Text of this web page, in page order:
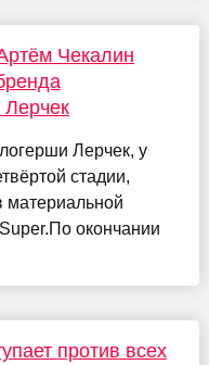
Чекалин
Лерчек, у
стадии,
материальной
окончании
против всех